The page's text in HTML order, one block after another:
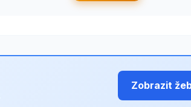
Zobrazit